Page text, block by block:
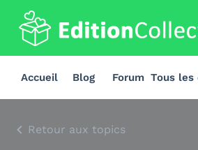
Accueil Blog Forum Tous
Retour aux topics